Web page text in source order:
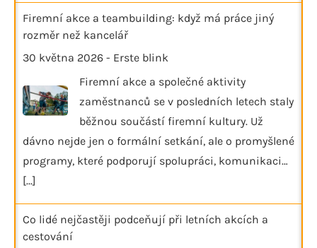
Firemní akce a teambuilding: když má práce jiný
rozměr než kancelář
30 května 2026 - Erste blink
Firemní akce a společné aktivity
zaměstnanců se v posledních letech staly
běžnou součástí firemní kultury. Už
dávno nejde jen o formální setkání, ale o promyšlené
programy, které podporují spolupráci, komunikaci…
[...]
Co lidé nejčastěji podceňují při letních akcích a
cestování